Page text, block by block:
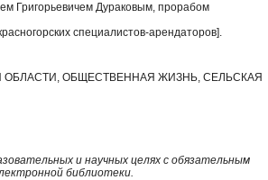
Григорьевичем Дураковым, прорабом
специалистов-арендаторов].
ОБЛАСТИ, ОБЩЕСТВЕННАЯ ЖИЗНЬ, СЕЛЬСКАЯ
и научных целях с обязательным
библиотеки.